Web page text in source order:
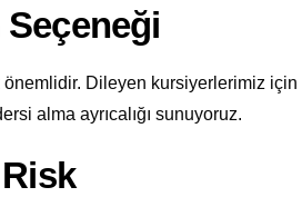
Seçeneği
önemlidir. Dileyen kursiyerlerimiz için
alma ayrıcalığı sunuyoruz.